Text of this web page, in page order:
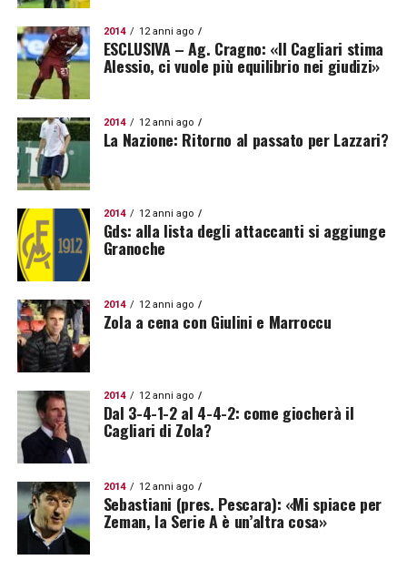
2014 12 anni ago
ESCLUSIVA – Ag. Cragno: «Il Cagliari stima
Alessio, ci vuole più equilibrio nei giudizi»
2014 12 anni ago
La Nazione: Ritorno al passato per Lazzari?
2014 12 anni ago
Gds: alla lista degli attaccanti si aggiunge
Granoche
2014 12 anni ago
Zola a cena con Giulini e Marroccu
2014 12 anni ago
Dal 3-4-1-2 al 4-4-2: come giocherà il
Cagliari di Zola?
2014 12 anni ago
Sebastiani (pres. Pescara): «Mi spiace per
Zeman, la Serie A è un’altra cosa»